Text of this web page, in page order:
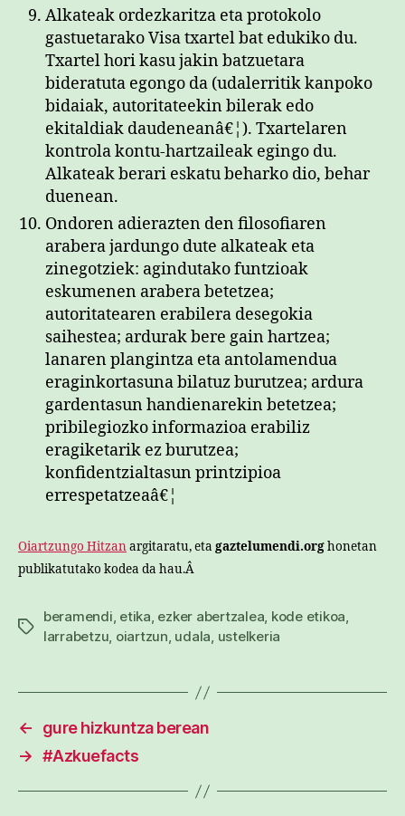
Alkateak ordezkaritza eta protokolo
gastuetarako Visa txartel bat edukiko du.
Txartel hori kasu jakin batzuetara
bideratuta egongo da (udalerritik kanpoko
bidaiak, autoritateekin bilerak edo
ekitaldiak daudeneanâ€¦). Txartelaren
kontrola kontu-hartzaileak egingo du.
Alkateak berari eskatu beharko dio, behar
duenean.
Ondoren adierazten den filosofiaren
arabera jardungo dute alkateak eta
zinegotziek: agindutako funtzioak
eskumenen arabera betetzea;
autoritatearen erabilera desegokia
saihestea; ardurak bere gain hartzea;
lanaren plangintza eta antolamendua
eraginkortasuna bilatuz burutzea; ardura
gardentasun handienarekin betetzea;
pribilegiozko informazioa erabiliz
eragiketarik ez burutzea;
konfidentzialtasun printzipioa
errespetatzeaâ€¦
Oiartzungo Hitzanargitaratu, eta gaztelumendi.orghonetan
publikatutako kodea da hau.Â
Etiketak
beramendi, etika, ezker abertzalea, kode etikoa,
larrabetzu, oiartzun, udala, ustelkeria
←
gure hizkuntza berean
→ #Azkuefacts